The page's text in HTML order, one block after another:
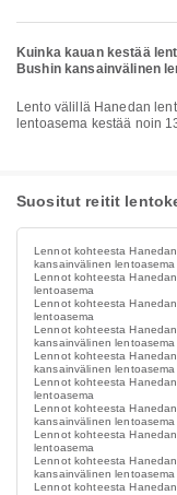
Kuinka kauan kestää
Bushin kansainvälinen
Lento välillä Hanedan lentoasema ja George Bushin kansainvälinen
lentoasema kestää noin
Suositut reitit
Lennot kohteesta
kansainvälinen lentoasema
Lennot kohteesta
lentoasema
Lennot kohteesta
lentoasema
Lennot kohteesta
kansainvälinen lentoasema
Lennot kohteesta
kansainvälinen lentoasema
Lennot kohteesta
lentoasema
Lennot kohteesta
kansainvälinen lentoasema
Lennot kohteesta
lentoasema
Lennot kohteesta
kansainvälinen lentoasema
Lennot kohteesta